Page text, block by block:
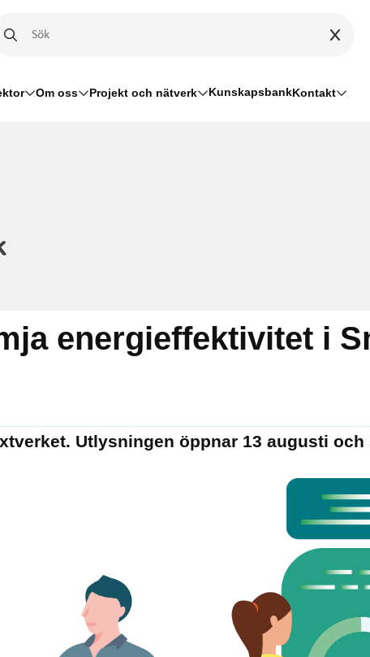
Om oss Projekt och nätverk KunskapsbankKontakt
energieffektivitet i
Utlysningen öppnar 13 augusti och